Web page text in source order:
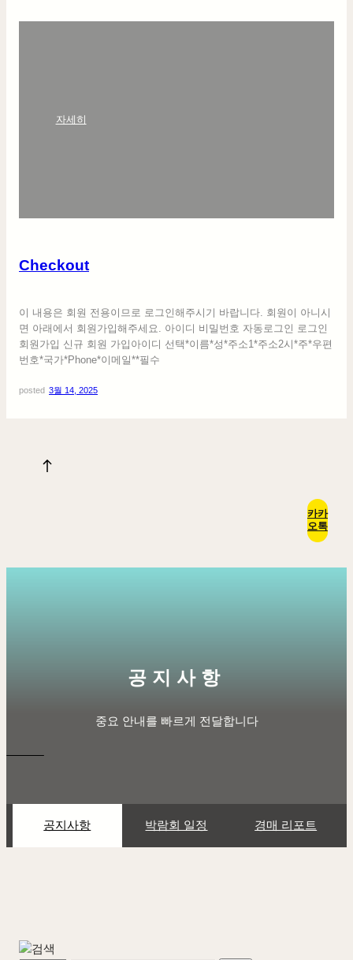
자세히
Checkout
이 내용은 회원 전용이므로 로그인해주시기 바랍니다. 회원이 아니시
면 아래에서 회원가입해주세요. 아이디 비밀번호 자동로그인 로그인
회원가입 신규 회원 가입아이디 선택*이름*성*주소1*주소2시*주*우편
번호*국가*Phone*이메일**필수
posted 3월 14, 2025
카카
오톡
공지사항
중요 안내를 빠르게 전달합니다
공지사항 박람회 일정 경매 리포트